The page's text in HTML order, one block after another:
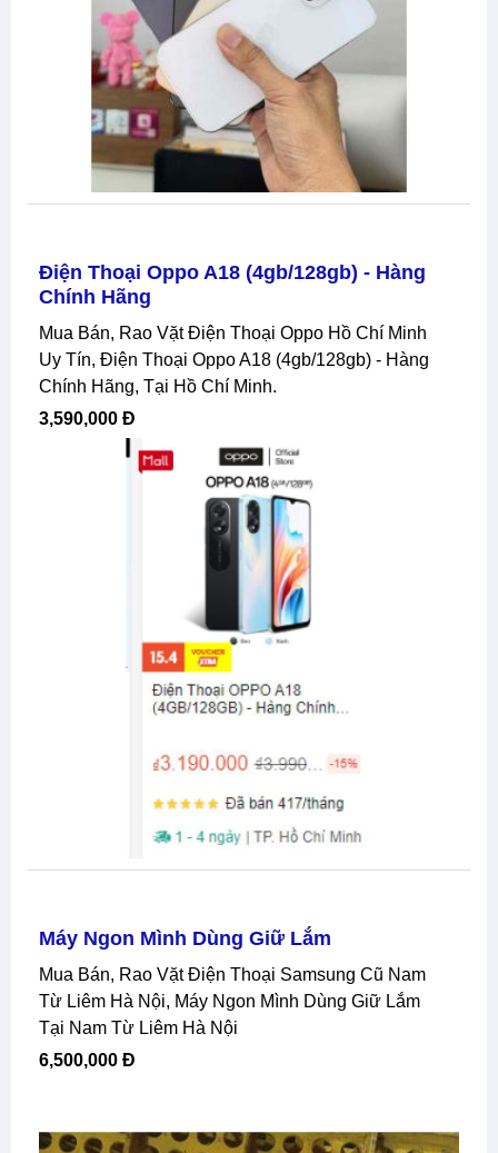
Điện Thoại Oppo A18 (4gb/128gb) - Hàng
Chính Hãng
Mua Bán, Rao Vặt Điện Thoại Oppo Hồ Chí Minh
Uy Tín, Điện Thoại Oppo A18 (4gb/128gb) - Hàng
Chính Hãng, Tại Hồ Chí Minh.
3,590,000 Đ
Máy Ngon Mình Dùng Giữ Lắm
Mua Bán, Rao Vặt Điện Thoại Samsung Cũ Nam
Từ Liêm Hà Nội, Máy Ngon Mình Dùng Giữ Lắm
Tại Nam Từ Liêm Hà Nội
6,500,000 Đ